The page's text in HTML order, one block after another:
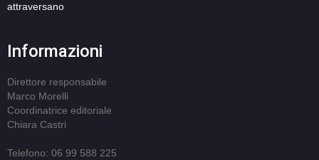
attraversano
Informazioni
Direttore responsabile
Marco Morelli
Coordinatrice editoriale
Chiara Castri
Telefono: 06 99 588 225